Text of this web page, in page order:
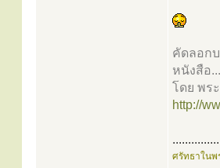
คัดลอก
หนังสือ
โดย พร
http://
ศรัทธาในพ